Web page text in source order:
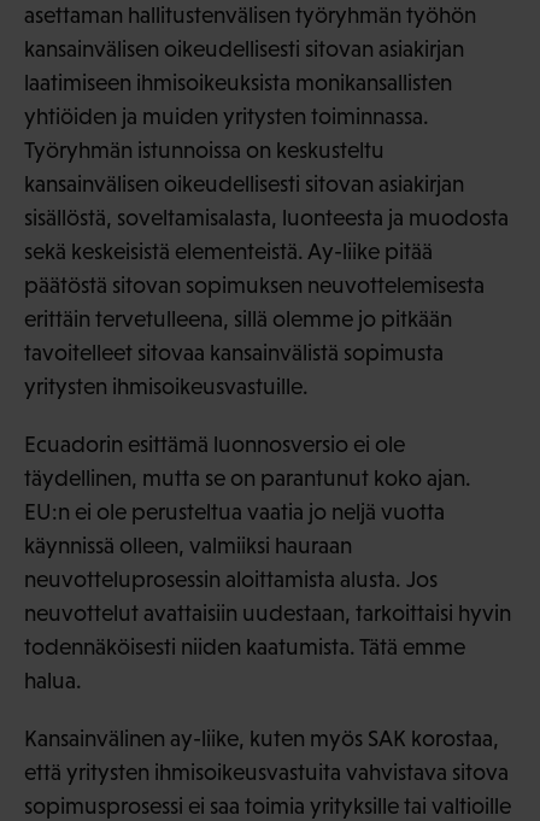
asettaman hallitustenvälisen työryhmän työhön
kansainvälisen oikeudellisesti sitovan asiakirjan
laatimiseen ihmisoikeuksista monikansallisten
yhtiöiden ja muiden yritysten toiminnassa.
Työryhmän istunnoissa on keskusteltu
kansainvälisen oikeudellisesti sitovan asiakirjan
sisällöstä, soveltamisalasta, luonteesta ja muodosta
sekä keskeisistä elementeistä. Ay-liike pitää
päätöstä sitovan sopimuksen neuvottelemisesta
erittäin tervetulleena, sillä olemme jo pitkään
tavoitelleet sitovaa kansainvälistä sopimusta
yritysten ihmisoikeusvastuille.
Ecuadorin esittämä luonnosversio ei ole
täydellinen, mutta se on parantunut koko ajan.
EU:n ei ole perusteltua vaatia jo neljä vuotta
käynnissä olleen, valmiiksi hauraan
neuvotteluprosessin aloittamista alusta. Jos
neuvottelut avattaisiin uudestaan, tarkoittaisi hyvin
todennäköisesti niiden kaatumista. Tätä emme
halua.
Kansainvälinen ay-liike, kuten myös SAK korostaa,
että yritysten ihmisoikeusvastuita vahvistava sitova
sopimusprosessi ei saa toimia yrityksille tai valtioille